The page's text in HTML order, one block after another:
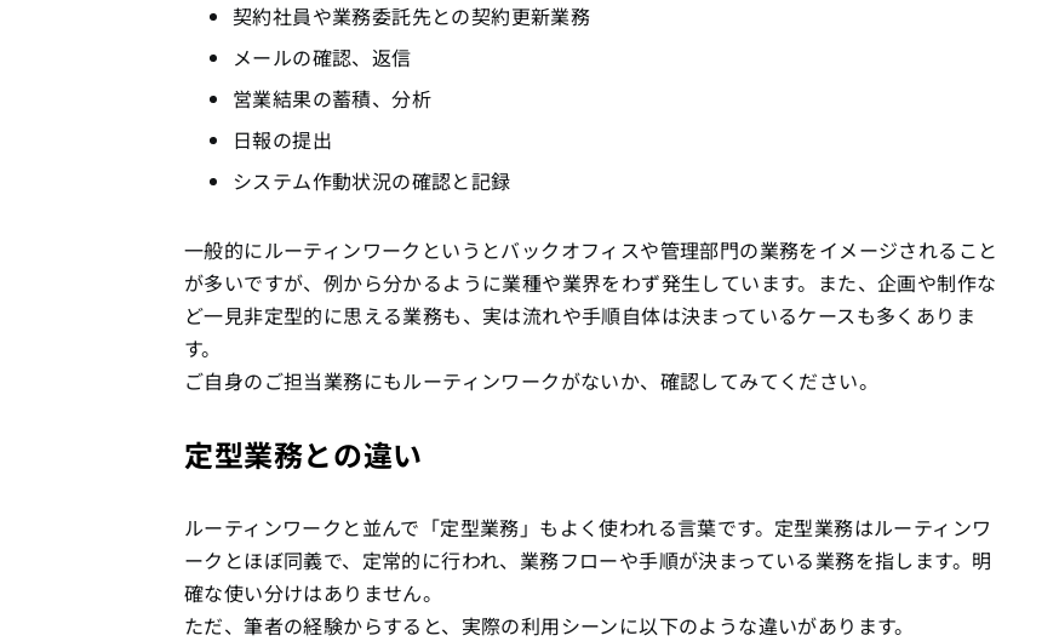
契約社員や業務委託先との契約更新業務
メールの確認、返信
営業結果の蓄積、分析
日報の提出
システム作動状況の確認と記録
一般的にルーティンワークというとバックオフィスや管理部門の業務をイメージされること
が多いですが、例から分かるように業種や業界をわず発生しています。また、企画や制作な
ど一見非定型的に思える業務も、実は流れや手順自体は決まっているケースも多くありま
す。
ご自身のご担当業務にもルーティンワークがないか、確認してみてください。
定型業務との違い
ルーティンワークと並んで「定型業務」もよく使われる言葉です。定型業務はルーティンワ
ークとほぼ同義で、定常的に行われ、業務フローや手順が決まっている業務を指します。明
確な使い分けはありません。
ただ、筆者の経験からすると、実際の利用シーンに以下のような違いがあります。